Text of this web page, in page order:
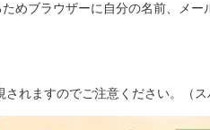
めブラウザーに自分の名前、メー
されますのでご注意ください。（